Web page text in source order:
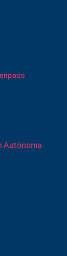
Autónoma